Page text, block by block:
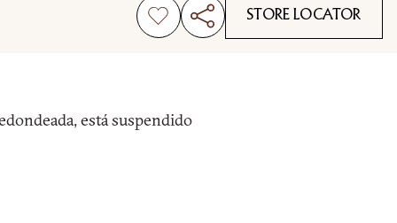
STORE LOCATOR
está suspendido